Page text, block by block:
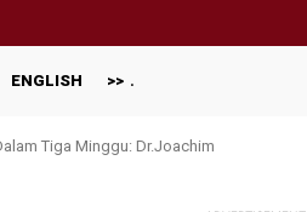
ENGLISH >>
Tiga Minggu: Dr.Joachim